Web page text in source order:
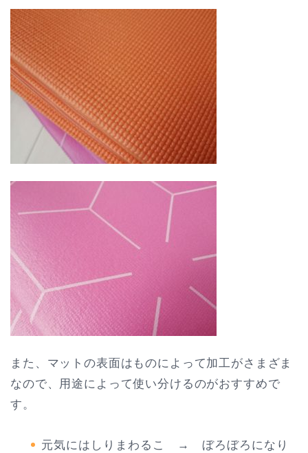
また、マットの表面はものによって加工がさまざま
なので、用途によって使い分けるのがおすすめで
す。
元気にはしりまわるこ → ぼろぼろになり